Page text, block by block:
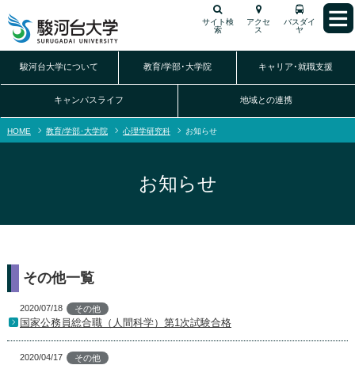
サイト検
索
アクセ
ス
バスダイ
ヤ
駿河台大学について 教育/学部･大学院 キャリア･就職支援
キャンパスライフ 地域との連携
HOME 教育/学部･大学院 心理学研究科 お知らせ
お知らせ
その他一覧
2020/07/18 その他
国家公務員総合職（人間科学）第1次試験合格
2020/04/17 その他